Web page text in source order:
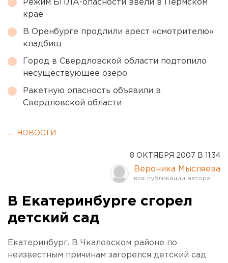
Режим БПЛА-опасности ввели в Пермском
крае
В Оренбурге продлили арест «смотрителю»
кладбищ
Город в Свердловской области подтопило
несуществующее озеро
Ракетную опасность объявили в
Свердловской области
← НОВОСТИ
8 ОКТЯБРЯ 2007 В 11:34
Вероника Мысляева
В Екатеринбурге сгорел
детский сад
Екатеринбург. В Чкаловском районе по
неизвестным причинам загорелся детский сад